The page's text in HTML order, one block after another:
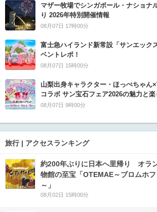
マザー牧場でシンガポール・ナショナ
り 2026年特別開催情報
08月07日 17時00分
富士急ハイランド新常設「サンエック
ベントレポ！
08月07日 15時00分
山梨出身キャラクター・ほっぺちゃん
コラボ サン宝石フェア2026の魅力と
08月07日 9時00分
旅行 | アクセスランキング
約200年ぶりに日本へ里帰り オラ
物館の至宝「OTEMAE～ブロムホ
～」
08月02日 15時00分